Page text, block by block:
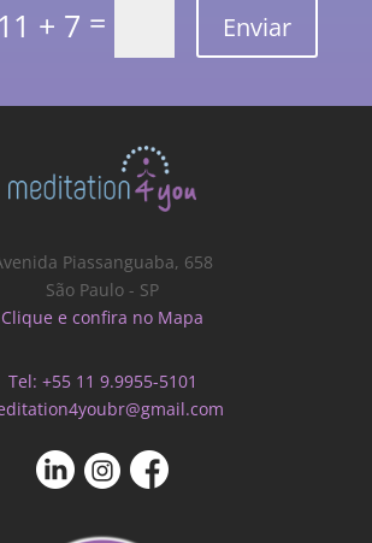
11 + 7 = Enviar
Piassanguaba, 658
São Paulo - SP
Clique e confira no Mapa
Tel: +55 11 9.9955-5101